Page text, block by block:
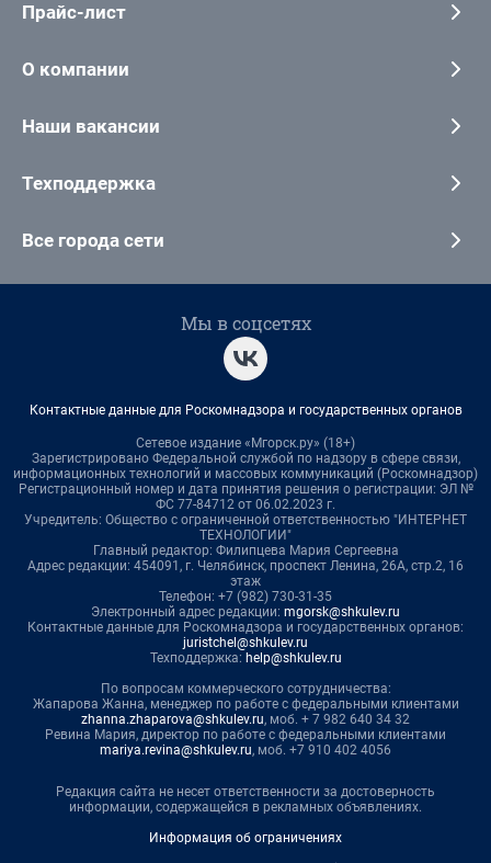
Прайс-лист
О компании
Наши вакансии
Техподдержка
Все города сети
Мы в соцсетях
Контактные данные для Роскомнадзора и государственных органов
Сетевое издание «Мгорск.ру» (18+)
Зарегистрировано Федеральной службой по надзору в сфере связи,
информационных технологий и массовых коммуникаций (Роскомнадзор)
Регистрационный номер и дата принятия решения о регистрации: ЭЛ №
ФС 77-84712 от 06.02.2023 г.
Учредитель: Общество с ограниченной ответственностью "ИНТЕРНЕТ
ТЕХНОЛОГИИ"
Главный редактор: Филипцева Мария Сергеевна
Адрес редакции: 454091, г. Челябинск, проспект Ленина, 26А, стр.2, 16
этаж
Телефон: +7 (982) 730-31-35
Электронный адрес редакции: mgorsk@shkulev.ru
Контактные данные для Роскомнадзора и государственных органов:
juristchel@shkulev.ru
Техподдержка: help@shkulev.ru
По вопросам коммерческого сотрудничества:
Жапарова Жанна, менеджер по работе с федеральными клиентами
zhanna.zhaparova@shkulev.ru, моб. + 7 982 640 34 32
Ревина Мария, директор по работе с федеральными клиентами
mariya.revina@shkulev.ru, моб. +7 910 402 4056
Редакция сайта не несет ответственности за достоверность
информации, содержащейся в рекламных объявлениях.
Информация об ограничениях